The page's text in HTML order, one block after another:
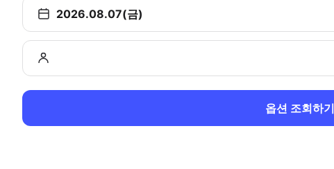
2026.08.07(금)
옵션 조회하기